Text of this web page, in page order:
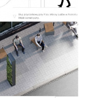
– Piaskowa